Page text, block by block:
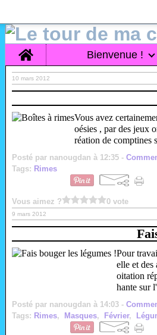
Home Bienvenue !
10 mars 2012
Vous avez
oésies , par des jeux
réation de comptines
Posté par nanougdan à 12:35 -
Tags: Rimes
Vous aimez ? 0 vote
9 mars 2012
Pour
elle et des
oitation
hante sur
Posté par nanougdan à 14:03 -
Tags: Rimes, Masques, Février,